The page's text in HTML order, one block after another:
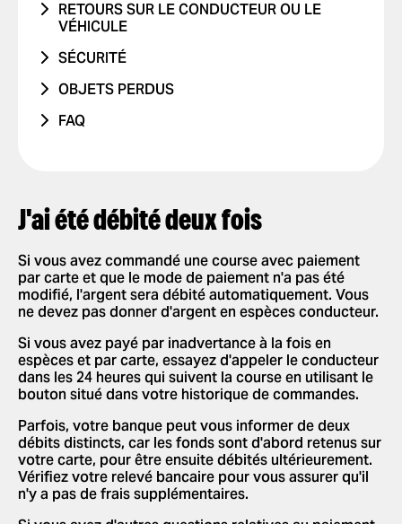
RETOURS SUR LE CONDUCTEUR OU LE
VÉHICULE
AUTRES
SÉCURITÉ
LA ROUTE
OBJETS PERDUS
FAQ
COMPTE
AJOUTER OU SUPPRIMER DES
CARTES
AUTORISER LES NOTIFICATIONS
PUSH
L'APPLICATION
SUPPRIMER L'HISTORIQUE
COURSES
COMMANDER UNE COURSE
SÉLECTIONNER UN MODE DE
PAIEMENT
DONNER UN POURBOIRE À VOTRE
UTILISATION DE CODES
PROMOTIONNELS
NOUVELLES FONCTIONNALITÉS
PARTENARIAT
J'ai été débité deux fois
Si vous avez commandé une course avec paiement
par carte et que le mode de paiement n'a pas été
modifié, l'argent sera débité automatiquement. Vous
ne devez pas donner d'argent en espèces conducteur.
Si vous avez payé par inadvertance à la fois en
espèces et par carte, essayez d'appeler le conducteur
dans les 24 heures qui suivent la course en utilisant le
bouton situé dans votre historique de commandes.
Parfois, votre banque peut vous informer de deux
débits distincts, car les fonds sont d'abord retenus sur
votre carte, pour être ensuite débités ultérieurement.
Vérifiez votre relevé bancaire pour vous assurer qu'il
n'y a pas de frais supplémentaires.